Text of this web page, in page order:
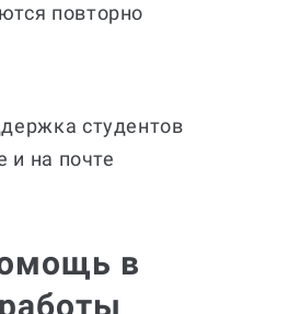
повторно
студентов
и на почте
в